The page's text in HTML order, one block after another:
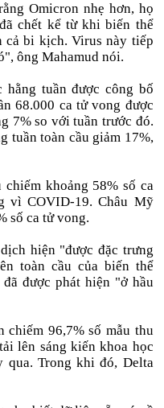
Omicron nhẹ hơn, họ
chết kể từ khi biến thể
cả bi kịch. Virus này tiếp
ông Mahamud nói.
hằng tuần được công bố
68.000 ca tử vong được
7% so với tuần trước đó.
tuần toàn cầu giảm 17%,
khoảng 58% số ca
vì COVID-19. Châu Mỹ
số ca tử vong.
hiện "được đặc trưng
toàn cầu của biến thể
được phát hiện "ở hầu
chiếm 96,7% số mẫu thu
lên sáng kiến khoa học
qua. Trong khi đó, Delta